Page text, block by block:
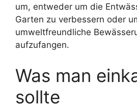
um, entweder um die
Garten zu verbessern oder
umweltfreundliche
aufzufangen.
Was man
sollte